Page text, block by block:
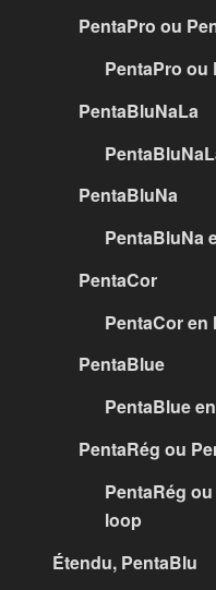
PentaPro ou
PentaPro ou
PentaBluNaLa
PentaBluNa
PentaBluNa
PentaCor
PentaCor en
PentaBlue
PentaBlue
PentaRég ou
PentaRég
loop
Étendu, PentaBlu